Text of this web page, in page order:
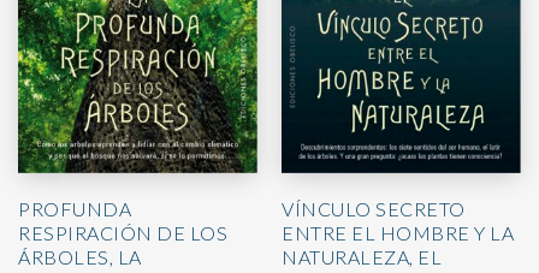
PROFUNDA
RESPIRACIÓN DE LOS
ÁRBOLES, LA
VÍNCULO SECRETO
ENTRE EL HOMBRE Y LA
NATURALEZA, EL